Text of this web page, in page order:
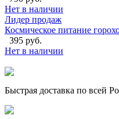
Нет в наличии
Лидер продаж
Космическое питание
395 руб.
Нет в наличии
Быстрая доставка по всей